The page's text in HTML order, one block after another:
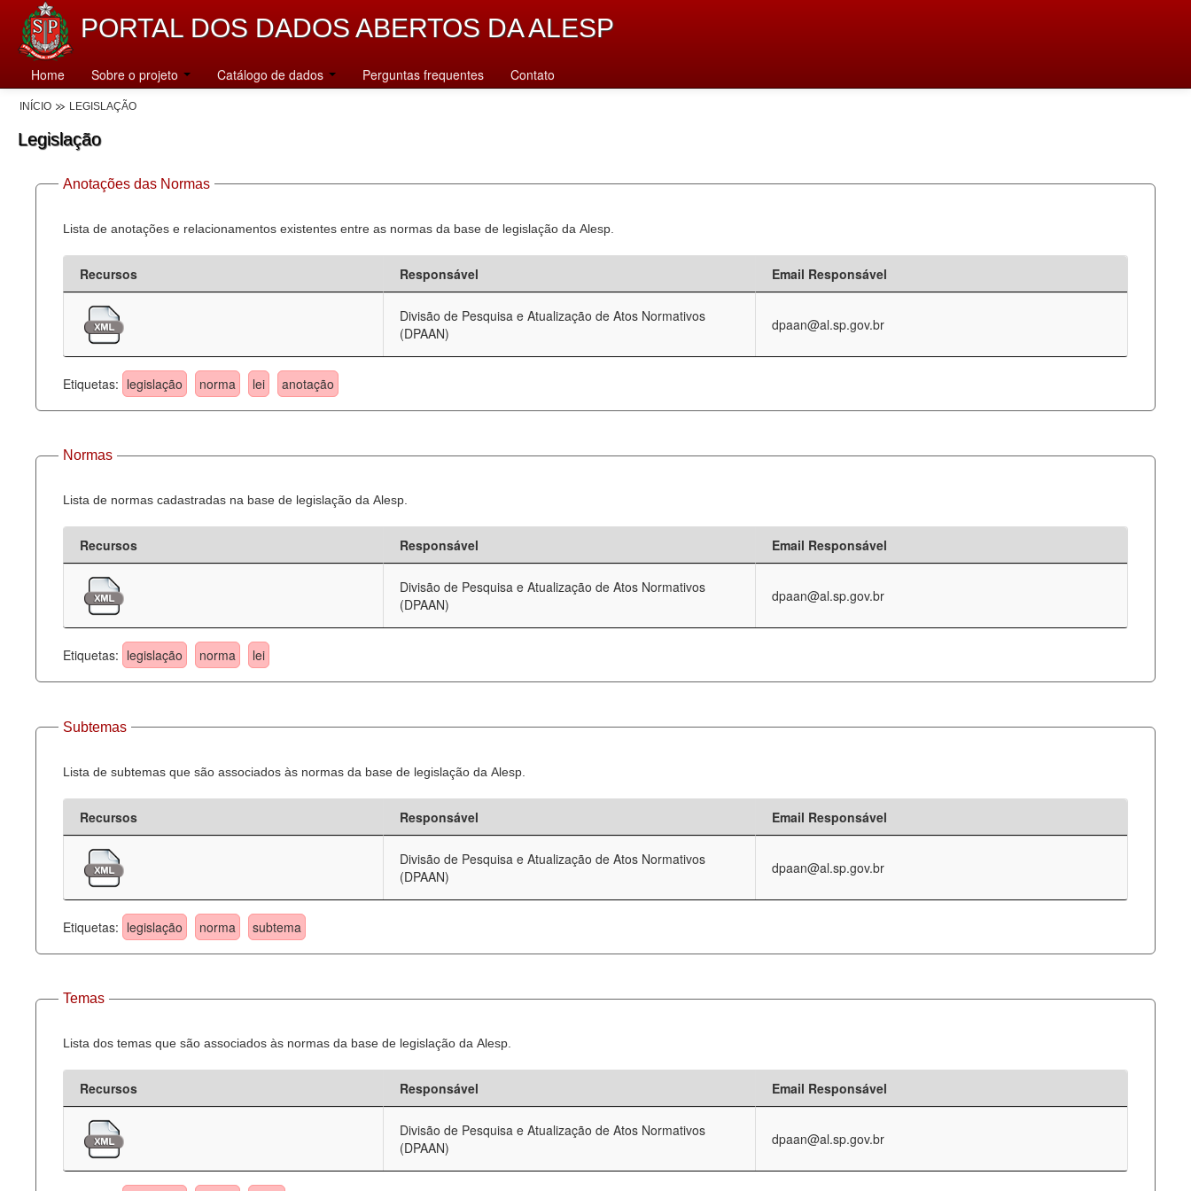
PORTAL DOS DADOS ABERTOS DA ALESP
Home Sobre o projeto Catálogo de dados Perguntas frequentes Contato
INÍCIO LEGISLAÇÃO
Legislação
Anotações das Normas
Lista de anotações e relacionamentos existentes entre as normas da base de legislação da Alesp.
Recursos Responsável Email Responsável
Divisão de Pesquisa e Atualização de Atos Normativos
(DPAAN)
dpaan@al.sp.gov.br
Etiquetas: legislação norma lei anotação
Normas
Lista de normas cadastradas na base de legislação da Alesp.
Recursos Responsável Email Responsável
Divisão de Pesquisa e Atualização de Atos Normativos
(DPAAN)
dpaan@al.sp.gov.br
Etiquetas: legislação norma lei
Subtemas
Lista de subtemas que são associados às normas da base de legislação da Alesp.
Recursos Responsável Email Responsável
Divisão de Pesquisa e Atualização de Atos Normativos
(DPAAN)
dpaan@al.sp.gov.br
Etiquetas: legislação norma subtema
Temas
Lista dos temas que são associados às normas da base de legislação da Alesp.
Recursos Responsável Email Responsável
Divisão de Pesquisa e Atualização de Atos Normativos
(DPAAN)
dpaan@al.sp.gov.br